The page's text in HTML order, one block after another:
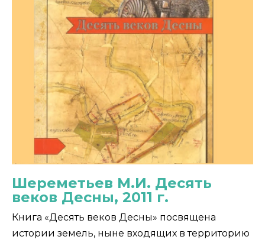
Шереметьев М.И. Десять
веков Десны, 2011 г.
Книга «Десять веков Десны» посвящена
истории земель, ныне входящих в территорию